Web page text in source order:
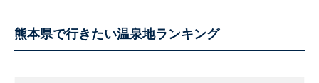
熊本県で行きたい温泉地ランキング